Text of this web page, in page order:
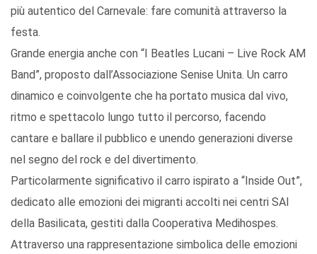
più autentico del Carnevale: fare comunità attraverso la
festa.
Grande energia anche con “I Beatles Lucani – Live Rock AM
Band”, proposto dall’Associazione Senise Unita. Un carro
dinamico e coinvolgente che ha portato musica dal vivo,
ritmo e spettacolo lungo tutto il percorso, facendo
cantare e ballare il pubblico e unendo generazioni diverse
nel segno del rock e del divertimento.
Particolarmente significativo il carro ispirato a “Inside Out”,
dedicato alle emozioni dei migranti accolti nei centri SAI
della Basilicata, gestiti dalla Cooperativa Medihospes.
Attraverso una rappresentazione simbolica delle emozioni